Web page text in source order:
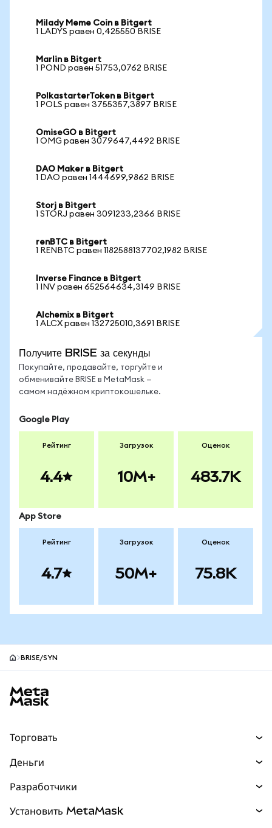
Milady Meme Coin в Bitgert
1 LADYS равен 0,425550 BRISE
Marlin в Bitgert
1 POND равен 51753,0762 BRISE
PolkastarterToken в Bitgert
1 POLS равен 3755357,3897 BRISE
OmiseGO в Bitgert
1 OMG равен 3079647,4492 BRISE
DAO Maker в Bitgert
1 DAO равен 1444699,9862 BRISE
Storj в Bitgert
1 STORJ равен 3091233,2366 BRISE
renBTC в Bitgert
1 RENBTC равен 1182588137702,1982 BRISE
Inverse Finance в Bitgert
1 INV равен 652564634,3149 BRISE
Alchemix в Bitgert
1 ALCX равен 132725010,3691 BRISE
Получите BRISE за секунды
Покупайте, продавайте, торгуйте и
обменивайте BRISE в MetaMask —
самом надёжном криптокошельке.
Google Play
Рейтинг
4.4
Загрузок
10M+
Оценок
483.7K
App Store
Рейтинг
4.7
Загрузок
50M+
Оценок
75.8K
BRISE/SYN
Торговать
Прогнозы
Перпы НОВИНКА
Деньги
mUSD
Разработчики
Установить MetaMask